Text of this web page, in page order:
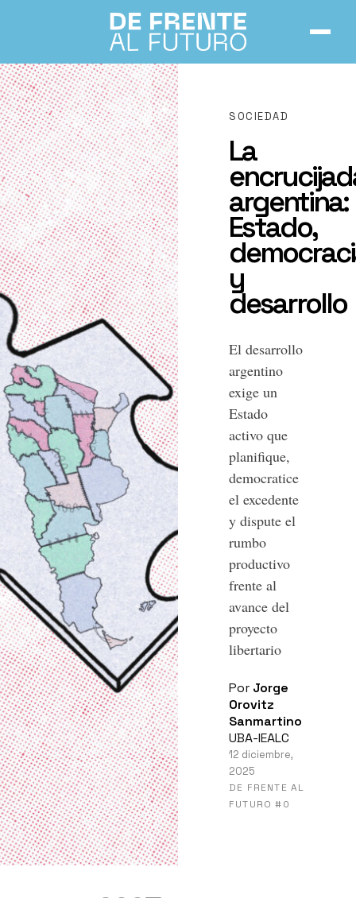
Inicio
Números
Notas
Acerca de
Contacto
SOCIEDAD
La
argentina:
Estado,
y
desarrollo
El desarrollo
argentino
exige un
Estado
activo que
planifique,
democratice
el excedente
y dispute el
rumbo
productivo
frente al
avance del
proyecto
libertario
Por Jorge
Orovitz
Sanmartino
UBA-IEALC
12 diciembre,
2025
DE FRENTE AL
FUTURO #0